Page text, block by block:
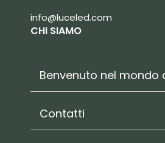
info@luceled.com
CHI SIAMO
Benvenuto nel mondo
Contatti